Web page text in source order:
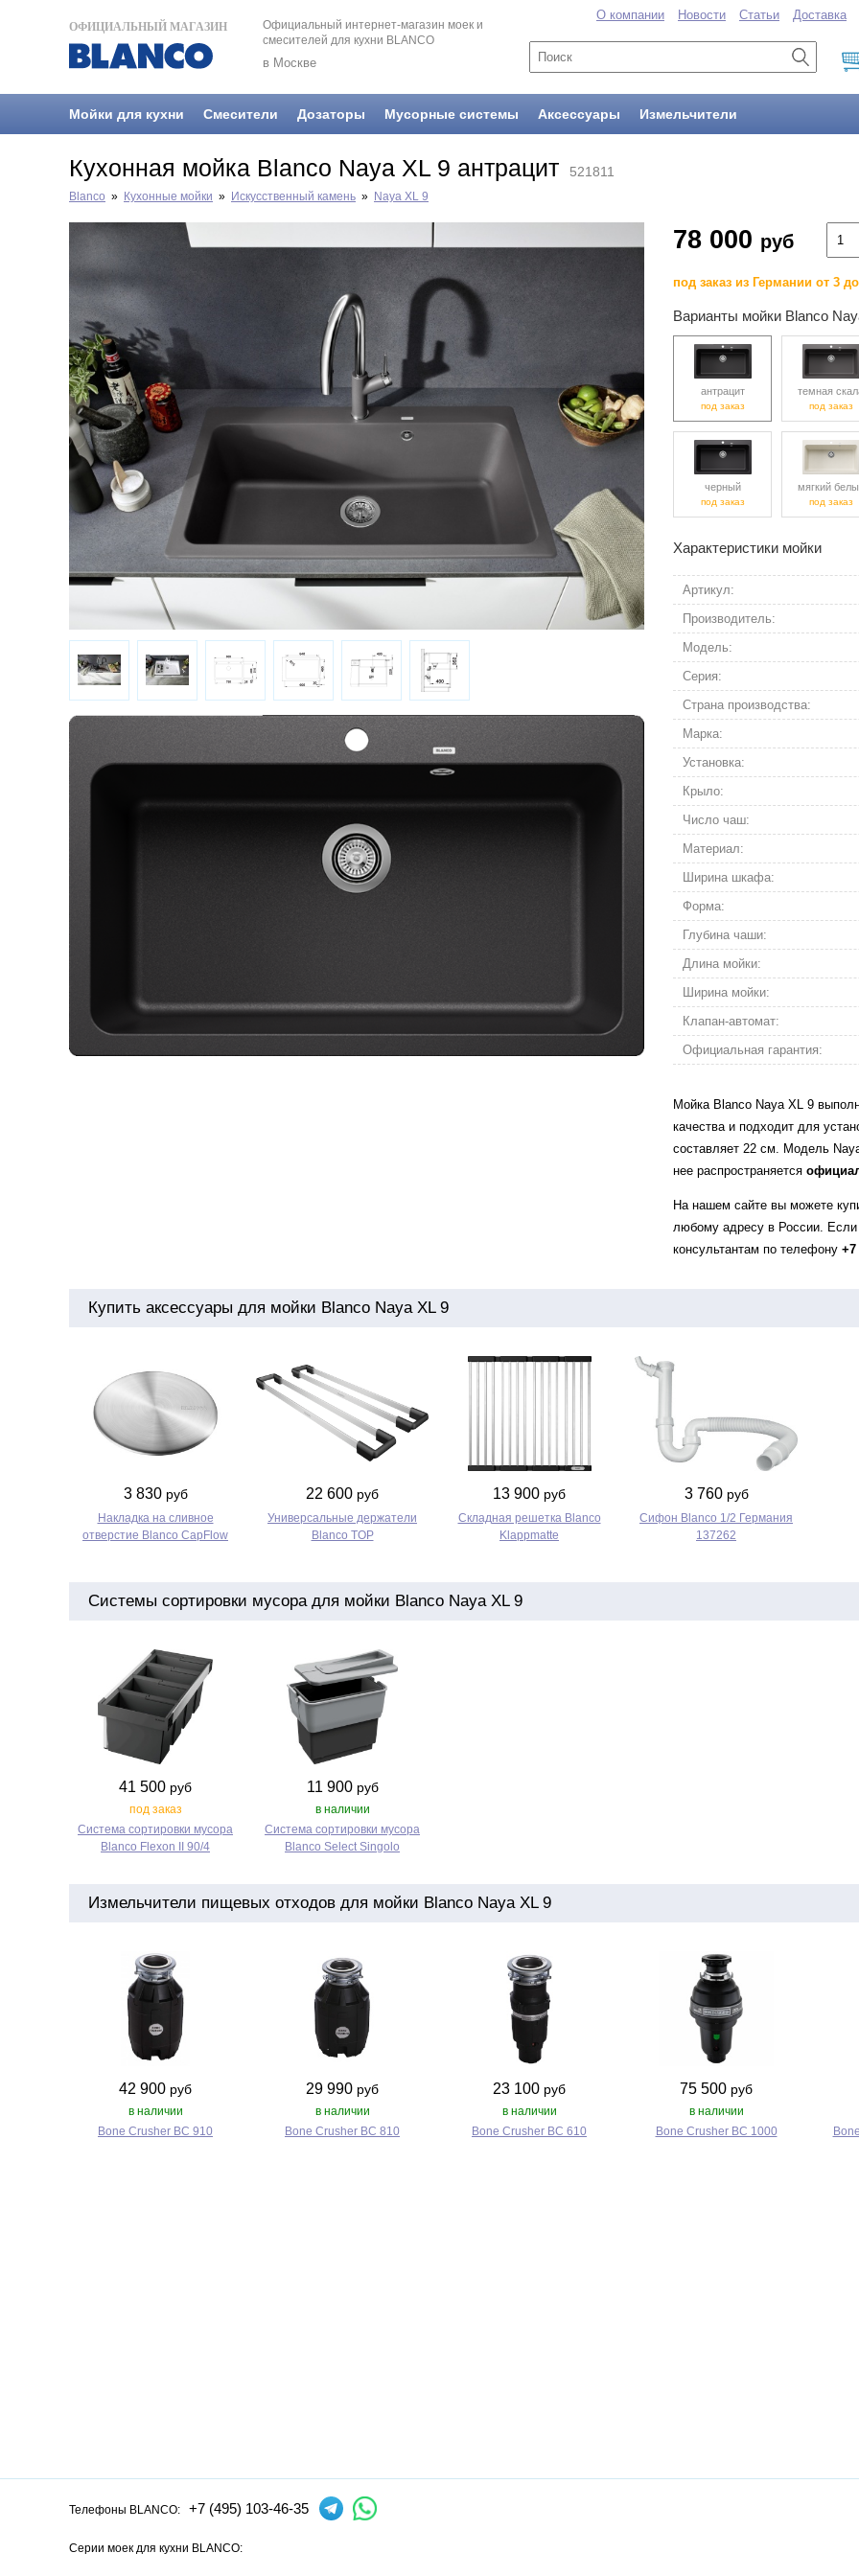
ОФИЦИАЛЬНЫЙ МАГАЗИН
Официальный интернет-магазин моек и
смесителей для кухни BLANCO
в Москве
Мойки для кухни Смесители Дозаторы Мусорные системы Аксессуары Измельчители
О компании Новости Статьи Доставка
Кухонная мойка Blanco Naya XL 9 антрацит 521811
Blanco » Кухонные мойки » Искусственный камень » Naya XL 9
78 000 руб
под заказ из Германии от 3
Варианты мойки Blanco
антрацит
под заказ
темная
под заказ
черный
под заказ
мягкий
под заказ
Характеристики мойки
Артикул:
Производитель:
Модель:
Серия:
Страна производства:
Марка:
Установка:
Крыло:
Число чаш:
Материал:
Ширина шкафа:
Форма:
Глубина чаши:
Длина мойки:
Ширина мойки:
Клапан-автомат:
Официальная гарантия:
Мойка Blanco Naya XL 9
качества и подходит для
составляет 22 см. Модель
нее распространяется
На нашем сайте вы можете
любому адресу в России.
консультантам по телефону +7
Купить аксессуары для мойки Blanco Naya XL 9
3 830 руб
Накладка на сливное
отверстие Blanco CapFlow
22 600 руб
Универсальные держатели
Blanco TOP
13 900 руб
Складная решетка Blanco
Klappmatte
3 760 руб
Сифон Blanco 1/2 Германия
137262
Системы сортировки мусора для мойки Blanco Naya XL 9
41 500 руб
под заказ
Система сортировки мусора
Blanco Flexon II 90/4
11 900 руб
в наличии
Система сортировки мусора
Blanco Select Singolo
Измельчители пищевых отходов для мойки Blanco Naya XL 9
42 900 руб
в наличии
Bone Crusher BC 910
29 990 руб
в наличии
Bone Crusher BC 810
23 100 руб
в наличии
Bone Crusher BC 610
75 500 руб
в наличии
Bone Crusher BC 1000
Телефоны BLANCO: +7 (495) 103-46-35
Серии моек для кухни BLANCO: